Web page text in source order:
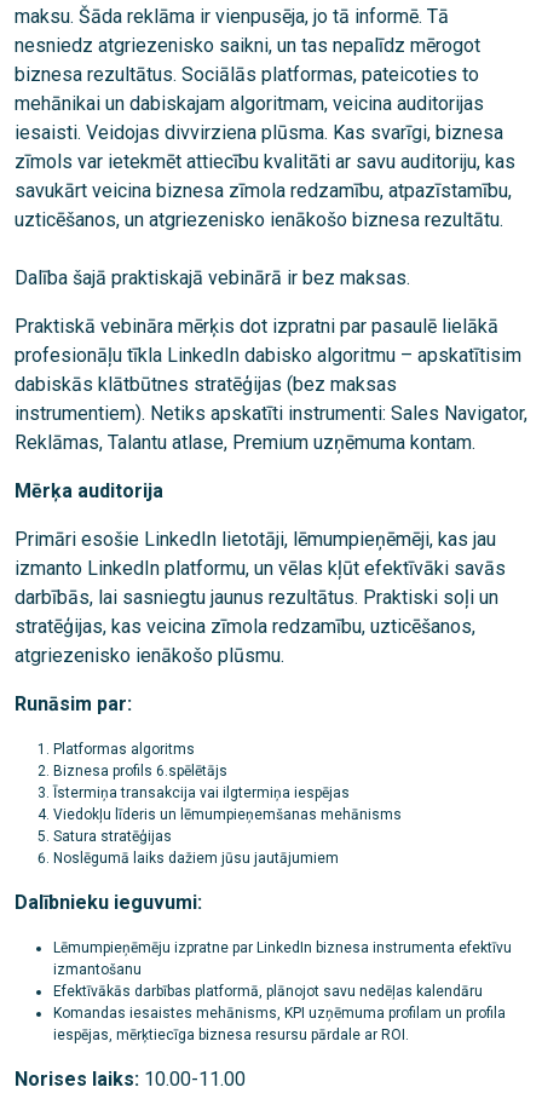
maksu. Šāda reklāma ir vienpusēja, jo tā informē. Tā
nesniedz atgriezenisko saikni, un tas nepalīdz mērogot
biznesa rezultātus. Sociālās platformas, pateicoties to
mehānikai un dabiskajam algoritmam, veicina auditorijas
iesaisti. Veidojas divvirziena plūsma. Kas svarīgi, biznesa
zīmols var ietekmēt attiecību kvalitāti ar savu auditoriju, kas
savukārt veicina biznesa zīmola redzamību, atpazīstamību,
uzticēšanos, un atgriezenisko ienākošo biznesa rezultātu.
Dalība šajā praktiskajā vebinārā ir bez maksas.
Praktiskā vebināra mērķis dot izpratni par pasaulē lielākā
profesionāļu tīkla LinkedIn dabisko algoritmu – apskatītisim
dabiskās klātbūtnes stratēģijas (bez maksas
instrumentiem). Netiks apskatīti instrumenti: Sales Navigator,
Reklāmas, Talantu atlase, Premium uzņēmuma kontam.
Mērķa auditorija
Primāri esošie LinkedIn lietotāji, lēmumpieņēmēji, kas jau
izmanto LinkedIn platformu, un vēlas kļūt efektīvāki savās
darbībās, lai sasniegtu jaunus rezultātus. Praktiski soļi un
stratēģijas, kas veicina zīmola redzamību, uzticēšanos,
atgriezenisko ienākošo plūsmu.
Runāsim par:
Platformas algoritms
Biznesa profils 6.spēlētājs
Īstermiņa transakcija vai ilgtermiņa iespējas
Viedokļu līderis un lēmumpieņemšanas mehānisms
Satura stratēģijas
Noslēgumā laiks dažiem jūsu jautājumiem
Dalībnieku ieguvumi:
Lēmumpieņēmēju izpratne par LinkedIn biznesa instrumenta efektīvu
izmantošanu
Efektīvākās darbības platformā, plānojot savu nedēļas kalendāru
Komandas iesaistes mehānisms, KPI uzņēmuma profilam un profila
iespējas, mērķtiecīga biznesa resursu pārdale ar ROI.
Norises laiks: 10.00-11.00